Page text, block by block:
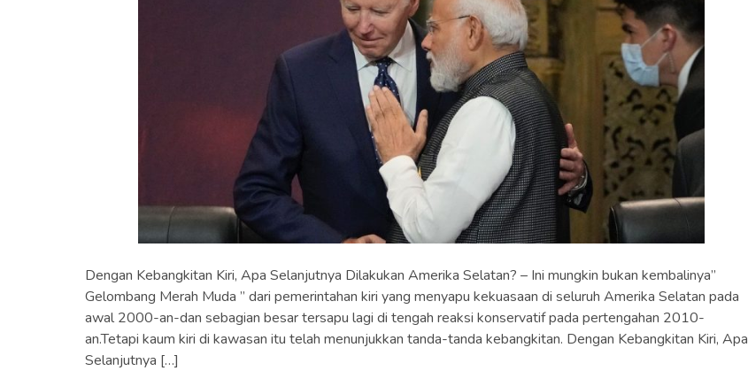
Dengan Kebangkitan Kiri, Apa Selanjutnya Dilakukan Amerika Selatan? – Ini mungkin bukan kembalinya”
Gelombang Merah Muda ” dari pemerintahan kiri yang menyapu kekuasaan di seluruh Amerika Selatan pada
awal 2000-an-dan sebagian besar tersapu lagi di tengah reaksi konservatif pada pertengahan 2010-
an.Tetapi kaum kiri di kawasan itu telah menunjukkan tanda-tanda kebangkitan. Dengan Kebangkitan Kiri, Apa
Selanjutnya […]